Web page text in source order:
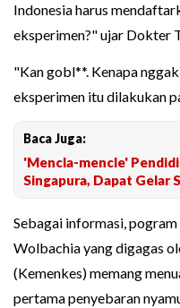
Indonesia harus
eksperimen?" ujar Dokter
"Kan gobl**. Kenapa
eksperimen itu dilakukan
Baca Juga:
'Mencla-mencle'
Singapura, Dapat Gelar
Sebagai informasi,
Wolbachia yang digagas
(Kemenkes) memang
pertama penyebaran